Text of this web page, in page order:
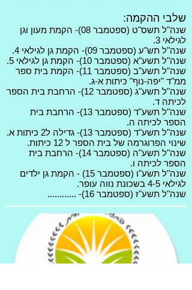
שלבי ההקמה:
שנה"ל תשס"ט (ספטמבר 08)- הקמת מעון וגן
לגילאי 3.
שנה"ל תש"ע (ספטמבר 09)- הקמת גן לגילאי 4.
שנה"ל תשע"א (ספטמבר 10)- הקמת גן לגילאי 5.
שנה"ל תשע"ב (ספטמבר 11)- הקמת בית ספר
ממ"ד "יפה-נוף" כיתות א-ג.
שנה"ל תשע"ג (ספטמבר 12)- הרחבת בית הספר
לכיתה ד.
שנה"ל תשע"ד (ספטמבר 13)- הרחבת בית
הספר לכיתה ה.
שנה"ל תשע"ד (ספטמבר 13)- גדילה ל2 כיתות א.
שינוי הפרוגרמה של בית הספר ל 12 כיתות.
שנה"ל תשע"ה (ספטמבר 14)- הרחבת בית
הספר לכיתה ו.
שנה"ל תשע"ו (ספטמבר 15) - הקמת גן ילדים
לגילאי 4-5 בשכונת נווה עופר.
שנה"ל תשע"ז (ספטמבר 16)- ............